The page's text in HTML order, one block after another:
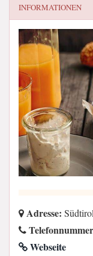
INFORMATIONEN
Adresse:
Webseite